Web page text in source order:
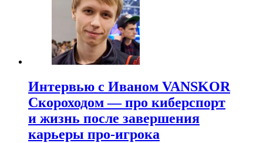
Интервью с Иваном VANSKOR
Скороходом — про киберспорт
и жизнь после завершения
карьеры про-игрока